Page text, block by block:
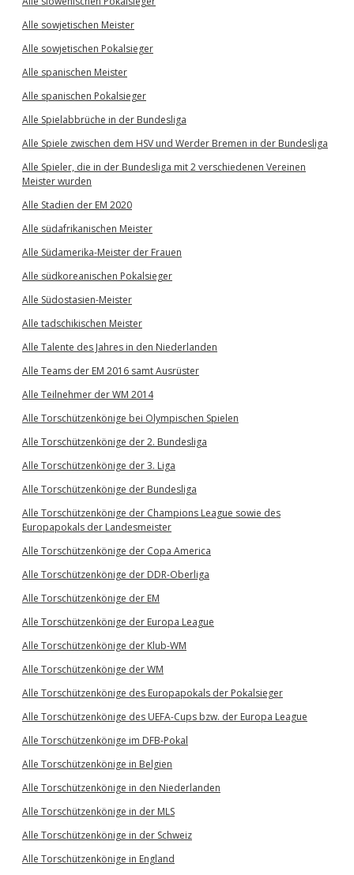
Alle sowjetischen Meister
Alle sowjetischen Pokalsieger
Alle spanischen Meister
Alle spanischen Pokalsieger
Alle Spielabbrüche in der Bundesliga
Alle Spiele zwischen dem HSV und Werder Bremen in der Bundesliga
Alle Spieler, die in der Bundesliga mit 2 verschiedenen Vereinen
Meister wurden
Alle Stadien der EM 2020
Alle südafrikanischen Meister
Alle Südamerika-Meister der Frauen
Alle südkoreanischen Pokalsieger
Alle Südostasien-Meister
Alle tadschikischen Meister
Alle Talente des Jahres in den Niederlanden
Alle Teams der EM 2016 samt Ausrüster
Alle Teilnehmer der WM 2014
Alle Torschützenkönige bei Olympischen Spielen
Alle Torschützenkönige der 2. Bundesliga
Alle Torschützenkönige der 3. Liga
Alle Torschützenkönige der Bundesliga
Alle Torschützenkönige der Champions League sowie des
Europapokals der Landesmeister
Alle Torschützenkönige der Copa America
Alle Torschützenkönige der DDR-Oberliga
Alle Torschützenkönige der EM
Alle Torschützenkönige der Europa League
Alle Torschützenkönige der Klub-WM
Alle Torschützenkönige der WM
Alle Torschützenkönige des Europapokals der Pokalsieger
Alle Torschützenkönige des UEFA-Cups bzw. der Europa League
Alle Torschützenkönige im DFB-Pokal
Alle Torschützenkönige in Belgien
Alle Torschützenkönige in den Niederlanden
Alle Torschützenkönige in der MLS
Alle Torschützenkönige in der Schweiz
Alle Torschützenkönige in England